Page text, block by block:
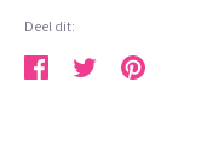
Deel dit: